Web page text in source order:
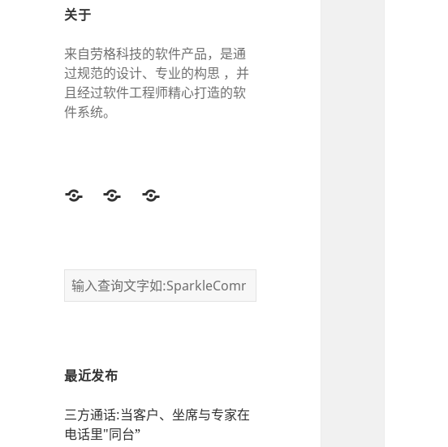
关于
来自劳格科技的软件产品，是通
过规范的设计、专业的构思 ，并
且经过软件工程师精心打造的软
件系统。
TwitterFacebookGoogle
最近发布
三方通话:当客户、坐席与专家在
电话里"同台”